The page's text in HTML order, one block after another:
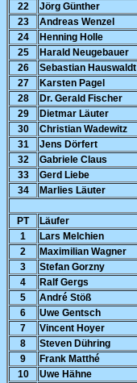
22
Jörg Günther
23
Andreas Wenzel
24
Henning Holle
25
Harald Neugebauer
26
Sebastian Hauswaldt
27
Karsten Pagel
28
Dr. Gerald Fischer
29
Dietmar Läuter
30
Christian Wadewitz
31
Jens Dörfert
32
Gabriele Claus
33
Gerd Liebe
34
Marlies Läuter
PT
Läufer
1
Lars Melchien
2
Maximilian Wagner
3
Stefan Gorzny
4
Ralf Gergs
5
André Stöß
6
Uwe Gentsch
7
Vincent Hoyer
8
Steven Dühring
9
Frank Matthé
10
Uwe Hähne